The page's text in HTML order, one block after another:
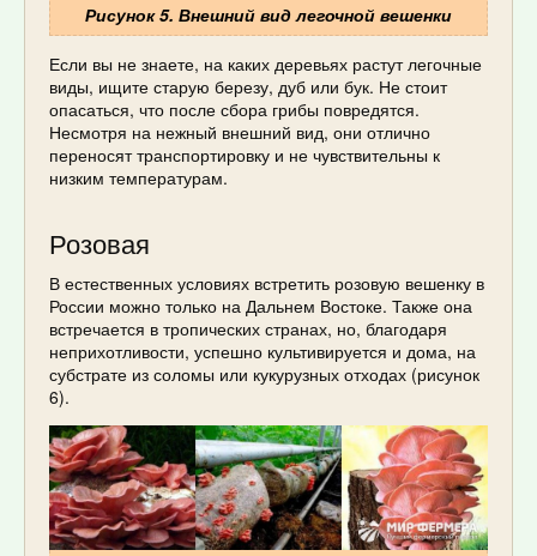
Рисунок 5. Внешний вид легочной вешенки
Если вы не знаете, на каких деревьях растут легочные
виды, ищите старую березу, дуб или бук. Не стоит
опасаться, что после сбора грибы повредятся.
Несмотря на нежный внешний вид, они отлично
переносят транспортировку и не чувствительны к
низким температурам.
Розовая
В естественных условиях встретить розовую вешенку в
России можно только на Дальнем Востоке. Также она
встречается в тропических странах, но, благодаря
неприхотливости, успешно культивируется и дома, на
субстрате из соломы или кукурузных отходах (рисунок
6).